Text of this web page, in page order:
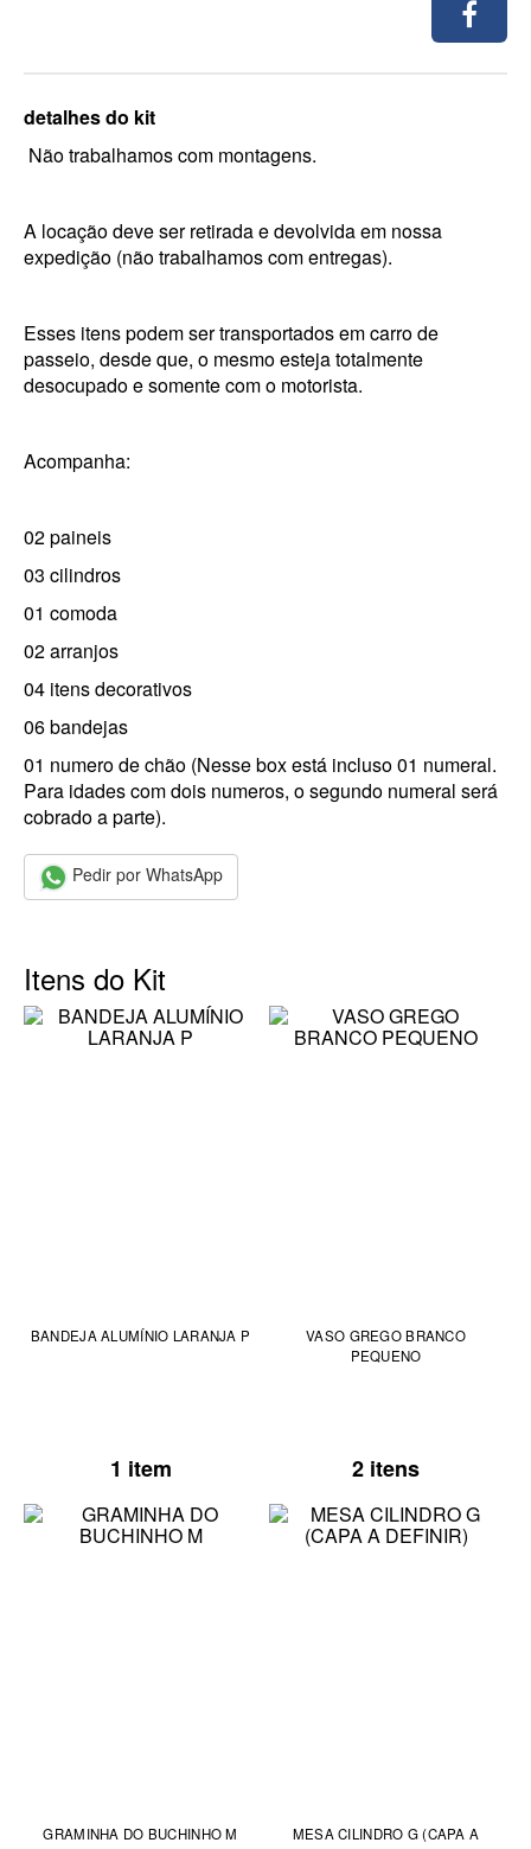
detalhes do kit
Não trabalhamos com montagens.
A locação deve ser retirada e devolvida em nossa
expedição (não trabalhamos com entregas).
Esses itens podem ser transportados em carro de
passeio, desde que, o mesmo esteja totalmente
desocupado e somente com o motorista.
Acompanha:
02 paineis
03 cilindros
01 comoda
02 arranjos
04 itens decorativos
06 bandejas
01 numero de chão (Nesse box está incluso 01 numeral.
Para idades com dois numeros, o segundo numeral será
cobrado a parte).
Pedir por WhatsApp
Itens do Kit
BANDEJA ALUMÍNIO LARANJA P
1 item
VASO GREGO BRANCO
PEQUENO
2 itens
GRAMINHA DO BUCHINHO M
MESA CILINDRO G (CAPA A